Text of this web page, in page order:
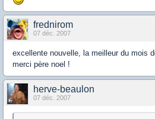
frednirom
07 déc. 2007
excellente nouvelle, la meilleur du mois
merci père noel !
herve-beaulon
07 déc. 2007